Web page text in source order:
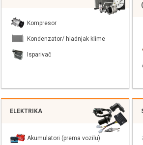
Kompresor
Kondenzator/ hladnjak klime
Isparivač
ELEKTRIKA
Akumulatori (prema vozilu)